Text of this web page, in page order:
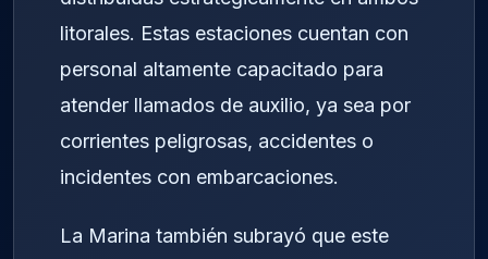
litorales. Estas estaciones cuentan con
personal altamente capacitado para
atender llamados de auxilio, ya sea por
corrientes peligrosas, accidentes o
incidentes con embarcaciones.
La Marina también subrayó que este